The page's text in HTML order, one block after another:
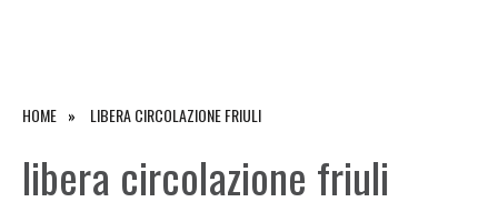
HOME LIBERA CIRCOLAZIONE FRIULI
libera circolazione friuli